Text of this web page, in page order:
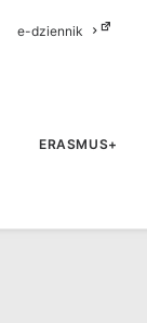
e-dziennik
ERASMUS+